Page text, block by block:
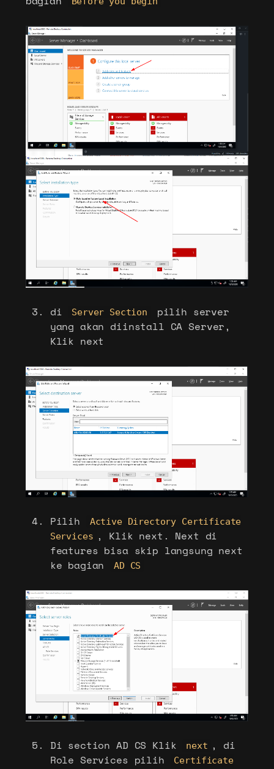
di Server Section
pilih server
yang akan diinstall CA Server,
Klik next
Pilih
Active Directory Certificate
Services , Klik next. Next di
features bisa skip langsung next
ke bagian
AD CS
Di section AD CS Klik next , di
Role Services pilih
Certificate